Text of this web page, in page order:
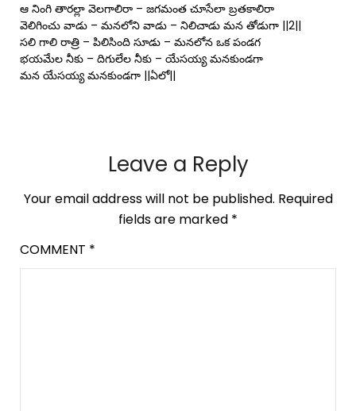
ఆ నింగి తారల్లా వెలగాలిరా – జగమంత చూసేలా బ్రతకాలిరా
వెలిగించు వాడు – మనలోని వాడు – నిలిచాడు మన తోడుగా ||2||
సలి గాలి రాత్రి – పిలిసింది సూడు – మనలోన ఒక పండగ
భయమేల నీకు – దిగులేల నీకు – యేసయ్య మనకుండగా
మన యేసయ్య మనకుండగా ||ఏలో||
Leave a Reply
Your email address will not be published. Required
fields are marked *
COMMENT *